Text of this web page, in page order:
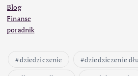
Blog
Finanse
poradnik
dziedziczenie dziedziczenie